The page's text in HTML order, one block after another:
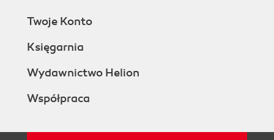
Twoje Konto
Księgarnia
Wydawnictwo Helion
Współpraca